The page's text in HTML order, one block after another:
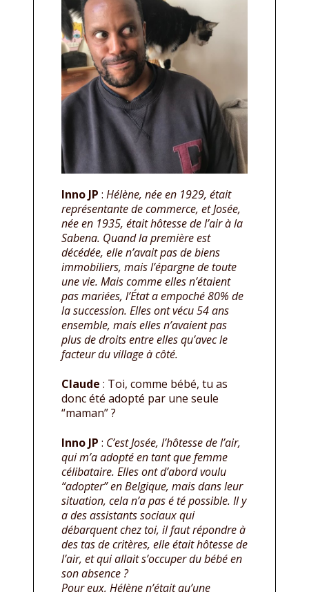
Inno JP : Hélène, née en 1929, était
représentante de commerce, et Josée,
née en 1935, était hôtesse de l’air à la
Sabena. Quand la première est
décédée, elle n’avait pas de biens
immobiliers, mais l’épargne de toute
une vie. Mais comme elles n’étaient
pas mariées, l’État a empoché 80% de
la succession. Elles ont vécu 54 ans
ensemble, mais elles n’avaient pas
plus de droits entre elles qu’avec le
facteur du village à côté.
Claude : Toi, comme bébé, tu as
donc été adopté par une seule
“maman” ?
Inno JP : C’est Josée, l’hôtesse de l’air,
qui m’a adopté en tant que femme
célibataire. Elles ont d’abord voulu
“adopter” en Belgique, mais dans leur
situation, cela n’a pas é té possible. Il y
a des assistants sociaux qui
débarquent chez toi, il faut répondre à
des tas de critères, elle était hôtesse de
l’air, et qui allait s’occuper du bébé en
son absence ?
Pour eux, Hélène n’était qu’une